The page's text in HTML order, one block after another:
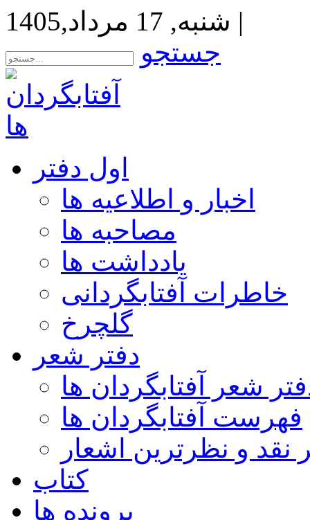
شنبه, 17 مرداد,1405 |
جستجو
اول دفتر
اخبار و اطلاعیه ها
مصاحبه ها
یادداشت ها
خاطرات آفتابگردانی
گلچرخ
دفتر شعر
شعر آفتابگردان ها
فهرست آفتابگردان ها
نقد و نظرترین اشعار
کتاب
پرونده ها